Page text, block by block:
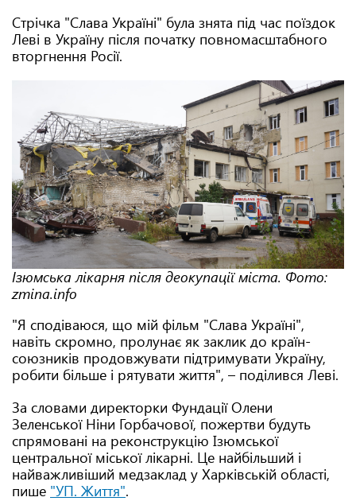
Стрічка "Слава Україні" була знята під час поїздок
Леві в Україну після початку повномасштабного
вторгнення Росії.
Ізюмська лікарня після деокупації міста. Фото:
zmina.info
"Я сподіваюся, що мій фільм "Слава Україні",
навіть скромно, пролунає як заклик до країн-
союзників продовжувати підтримувати Україну,
робити більше і рятувати життя", – поділився Леві.
За словами директорки Фундації Олени
Зеленської Ніни Горбачової, пожертви будуть
спрямовані на реконструкцію Ізюмської
центральної міської лікарні. Це найбільший і
найважливіший медзаклад у Харківській області,
пише "УП. Життя".